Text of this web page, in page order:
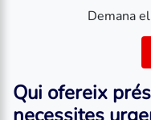
Demana
Qui ofereix